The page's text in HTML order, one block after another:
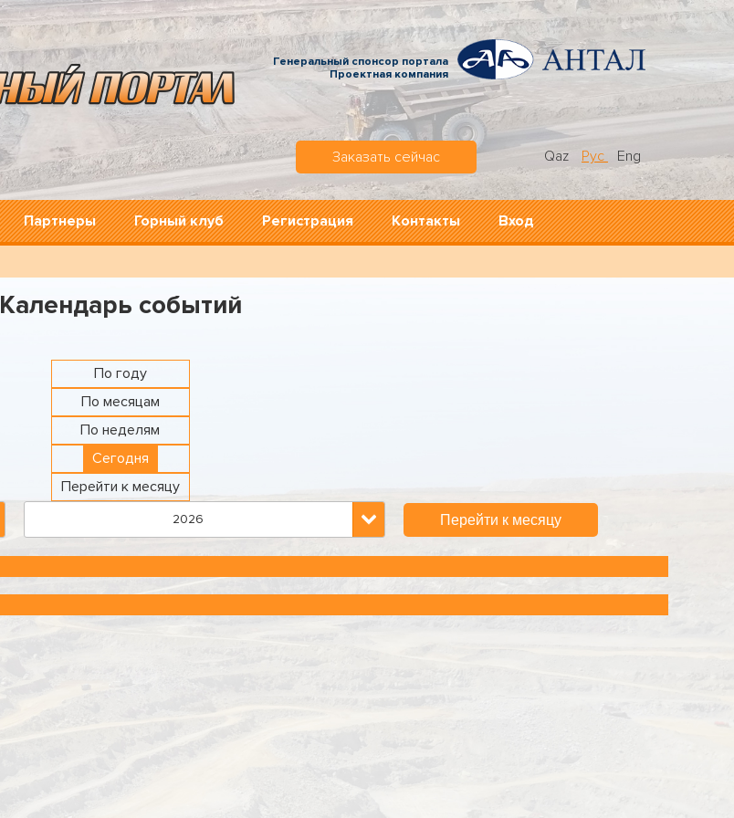
Генеральный спонсор портала
Проектная компания
Заказать сейчас Qaz Рус Eng
Партнеры Горный клуб Регистрация Контакты Вход
Календарь событий
По году
По месяцам
По неделям
Сегодня
Перейти к месяцу
2026 Перейти к месяцу